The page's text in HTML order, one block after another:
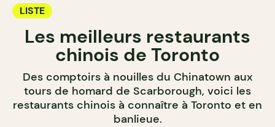
LISTE
Les meilleurs restaurants
chinois de Toronto
Des comptoirs à nouilles du Chinatown aux
tours de homard de Scarborough, voici les
restaurants chinois à connaître à Toronto et en
banlieue.